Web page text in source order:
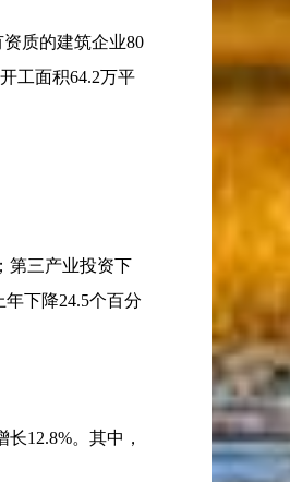
资质的建筑企业80
工面积64.2万平
；第三产业投资下
年下降24.5个百分
长12.8%。其中，